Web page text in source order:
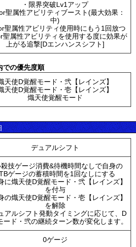
・限界突破Lv1アップ
or聖属性アビリティブースト(最大効果：
中)
聖属性アビリティ使用時にもう1回放つ
聖属性アビリティを使用する度に効果が
上がる追撃[Dエンハンスシフト]
での優先度順
天使D覚醒モード・弐【レインズ】
天使D覚醒モード・壱【レインズ】
熾天使覚醒モード
デュアルシフト
殺技ゲージ消費&待機時間なしで自身の
ゲージの蓄積時間を1回なしにする
に熾天使D覚醒モード・弐【レインズ】
を付与
の熾天使D覚醒モード・壱【レインズ】
を解除
アルシフト発動タイミングに応じて、D
ード・弐の継続ターン数が変化します。
0ゲージ